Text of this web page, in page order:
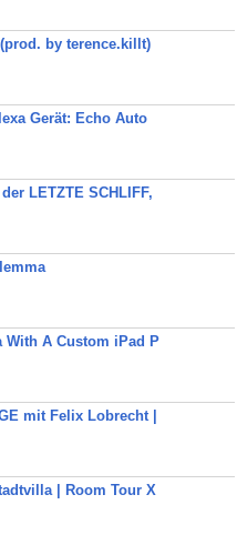
by terence.killt)
Gerät: Echo Auto
LETZTE SCHLIFF,
With A Custom iPad P
mit Felix Lobrecht |
| Room Tour X